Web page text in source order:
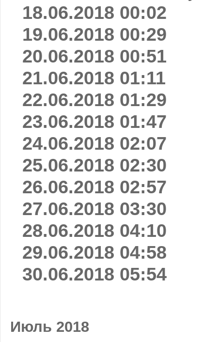
18.06.2018 00:02
19.06.2018 00:29
20.06.2018 00:51
21.06.2018 01:11
22.06.2018 01:29
23.06.2018 01:47
24.06.2018 02:07
25.06.2018 02:30
26.06.2018 02:57
27.06.2018 03:30
28.06.2018 04:10
29.06.2018 04:58
30.06.2018 05:54
Июль 2018